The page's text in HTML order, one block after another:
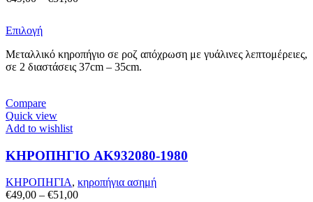
€51,00
ΕπιλογήΑυτό
προϊόν
έχει
Οι
επιλογές
μπορούν
επιλεγούν
σελίδα
του
Μεταλλικό κηροπήγιο σε ροζ απόχρωση με γυάλινες λεπτομέρειες,
σε 2 διαστάσεις 37cm – 35cm.
Compare
Quick view
Add to wishlist
ΚΗΡΟΠΗΓΙΟ AK932080-1980
ΚΗΡΟΠΗΓΙΑ, κηροπήγια ασημή
€49,00 – €51,00Price